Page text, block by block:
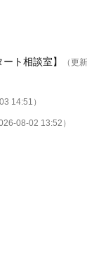
ト相談室】
（更
14:51）
08-02 13:52）